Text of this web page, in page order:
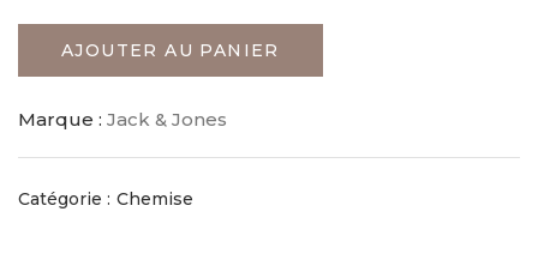
AJOUTER AU PANIER
Marque : Jack & Jones
Catégorie : Chemise